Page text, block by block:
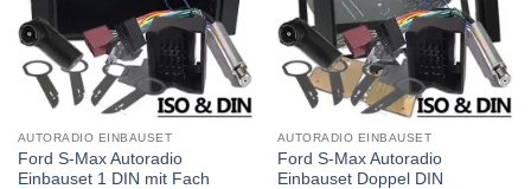
AUTORADIO EINBAUSET
Ford S-Max Autoradio
Einbauset 1 DIN mit Fach
AUTORADIO EINBAUSET
Ford S-Max Autoradio
Einbauset Doppel DIN